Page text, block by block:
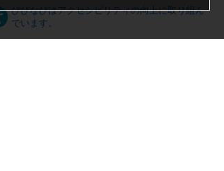
びびなびはアクセシビリティの向上に取り組ん
でいます。